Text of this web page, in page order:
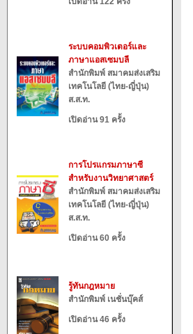
ระบบคอมพิวเตอร์และ
ภาษาแอสเซมบลี
สำนักพิมพ์ สมาคมส่งเสริม
เทคโนโลยี (ไทย-ญี่ปุ่น)
ส.ส.ท.
เปิดอ่าน 91 ครั้ง
การโปรแกรมภาษาซี
สำหรับงานวิทยาศาสตร์
สำนักพิมพ์ สมาคมส่งเสริม
เทคโนโลยี (ไทย-ญี่ปุ่น)
ส.ส.ท.
เปิดอ่าน 60 ครั้ง
รู้ทันกฎหมาย
สำนักพิมพ์ เนชั่นบุ๊คส์
เปิดอ่าน 46 ครั้ง